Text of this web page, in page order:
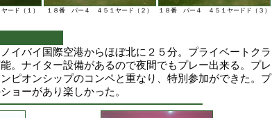
１８番 パー４ ４５１ヤードド（３）
１８番 パー４ ４５１ヤード（２）
ード（１）
イバイ国際空港からほぼ北に２５分。プライベートクラ
。ナイター設備があるので夜間でもプレー出来る。プレ
ピオンシップのコンペと重なり、特別参加ができた。プ
ョーがあり楽しかった。